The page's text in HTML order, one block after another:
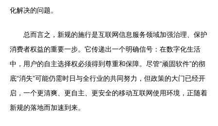
化解决的问题。
总而言之，新规的施行是互联网信息服务领域加强治理、保护
消费者权益的重要一步。它传递出一个明确信号：在数字化生活
中，用户的自主选择权必须得到尊重和保障。尽管“顽固软件”的彻
底“消失”可能仍需时日与全行业的共同努力，但政策的大门已经开
启，一个更清爽、更自主、更安全的移动互联网使用环境，正随着
新规的落地而加速到来。